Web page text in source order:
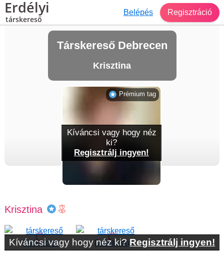
Erdélyi
társkereső
Belépés Regisztráció
Társkereső Debrecen
Krisztina
Krisztina
Kíváncsi vagy hogy néz ki?Regisztrálj ingyen!
Kíváncsi vagy hogy néz
ki?
Regisztrálj ingyen!
Prémium tag